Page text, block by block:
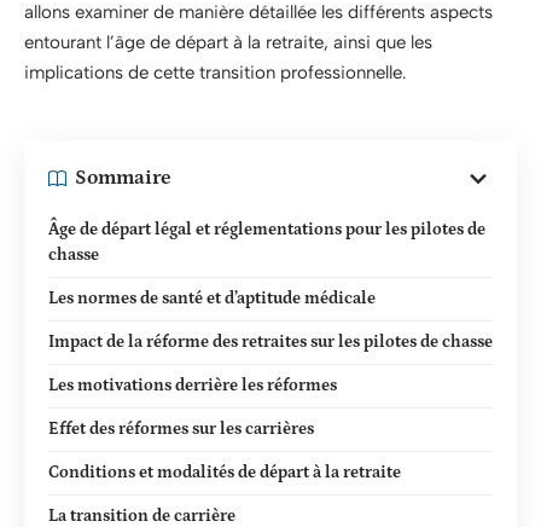
allons examiner de manière détaillée les différents aspects
entourant l’âge de départ à la retraite, ainsi que les
implications de cette transition professionnelle.
Sommaire
Âge de départ légal et réglementations pour les pilotes de
chasse
Les normes de santé et d’aptitude médicale
Impact de la réforme des retraites sur les pilotes de chasse
Les motivations derrière les réformes
Effet des réformes sur les carrières
Conditions et modalités de départ à la retraite
La transition de carrière